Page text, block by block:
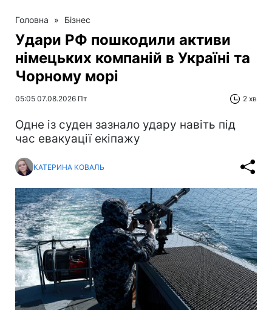
Головна » Бізнес
Удари РФ пошкодили активи
німецьких компаній в Україні та
Чорному морі
05:05 07.08.2026 Пт 2 хв
Одне із суден зазнало удару навіть під
час евакуації екіпажу
КАТЕРИНА КОВАЛЬ